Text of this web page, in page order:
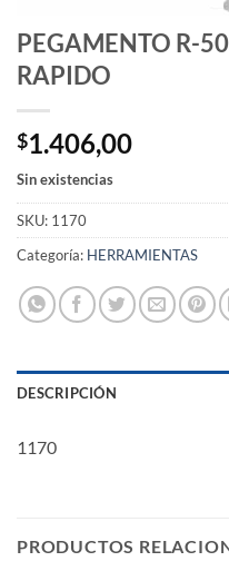
PEGAMENTO R-
RAPIDO
$1.406,00
Sin existencias
SKU: 1170
Categoría: HERRAMIENTAS
DESCRIPCIÓN
1170
PRODUCTOS